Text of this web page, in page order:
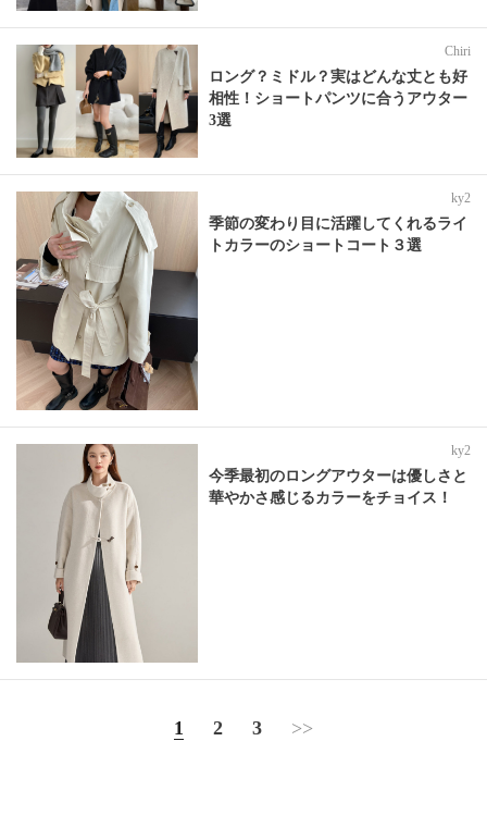
Chiri
ロング？ミドル？実はどんな丈とも好
相性！ショートパンツに合うアウター
3選
ky2
季節の変わり目に活躍してくれるライ
トカラーのショートコート３選
ky2
今季最初のロングアウターは優しさと
華やかさ感じるカラーをチョイス！
1 2 3 >>